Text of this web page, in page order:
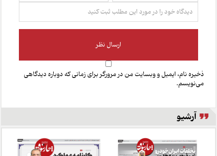
ذخیره نام، ایمیل و وبسایت من در مرورگر برای زمانی که دوباره دیدگاهی
می‌نویسم.
آرشیو